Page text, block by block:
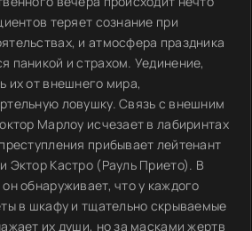
теряет сознание при
и атмосфера праздника
паникой и страхом. Уединение,
их от внешнего мира,
ловушку. Связь с внешним
Марлоу исчезает в лабиринтах
прибывает лейтенант
Эктор Кастро (Рауль Прието). В
обнаруживает, что у каждого
в шкафу и тщательно скрываемые
их души, но за масками жертв